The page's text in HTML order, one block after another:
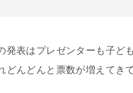
発表はプレゼンターも子ど
どんどんと票数が増えてき